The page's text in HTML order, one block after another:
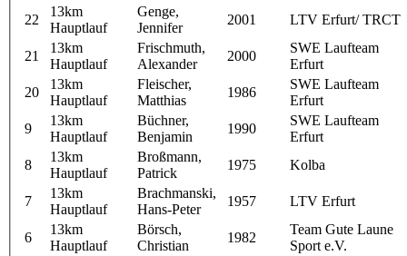
22
13km
Hauptlauf
Genge,
Jennifer
2001 LTV Erfurt/ TRCT
21
13km
Hauptlauf
Frischmuth,
Alexander
2000
SWE Laufteam
Erfurt
20
13km
Hauptlauf
Fleischer,
Matthias
1986
SWE Laufteam
Erfurt
9
13km
Hauptlauf
Büchner,
Benjamin
1990
SWE Laufteam
Erfurt
8
13km
Hauptlauf
Broßmann,
Patrick
1975 Kolba
7
13km
Hauptlauf
Brachmanski,
Hans-Peter
1957 LTV Erfurt
6
13km
Hauptlauf
Börsch,
Christian
1982
Team Gute Laune
Sport e.V.